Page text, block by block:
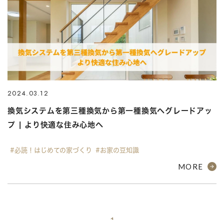
2024.03.12
換気システムを第三種換気から第一種換気へグレードアッ
プ | より快適な住み心地へ
#必読！はじめての家づくり #お家の豆知識
MORE